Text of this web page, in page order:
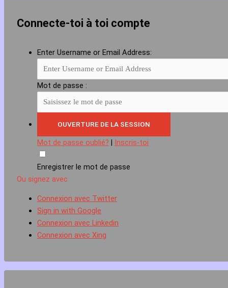
Connecte-toi à toi compte
Enter Username or Email Address:
Mot de passe :
Mot de passe oublié? | Inscris-toi
Enregistrer le mot de passe
Ou signez avec
Connexion avec Twitter
Sign in with Google
Connexion avec Linkedin
Connexion avec Xing